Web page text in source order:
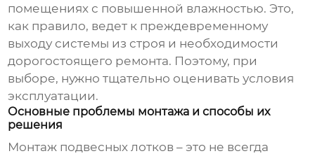
помещениях с повышенной влажностью. Это,
как правило, ведет к преждевременному
выходу системы из строя и необходимости
дорогостоящего ремонта. Поэтому, при
выборе, нужно тщательно оценивать условия
эксплуатации.
Основные проблемы монтажа и способы их
решения
Монтаж подвесных лотков – это не всегда